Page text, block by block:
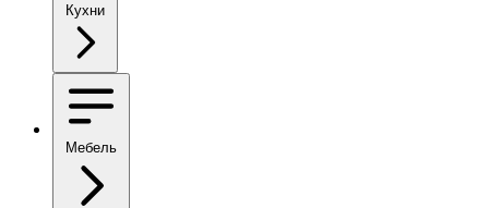
Кухни
Мебель